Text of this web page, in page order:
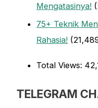
Mengatasinya!
75+ Teknik
Rahasia!
Total Views:
TELEGRAM